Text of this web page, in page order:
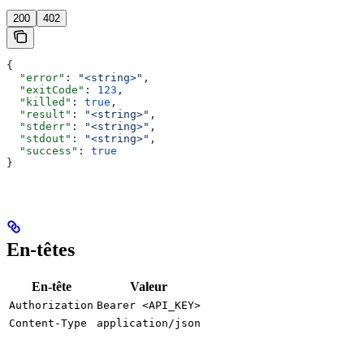
200 402
{
  "error"
: "<string>" ,
  "exitCode"
: 123 ,
  "killed"
: true ,
  "result"
: "<string>" ,
  "stderr"
: "<string>" ,
  "stdout"
: "<string>" ,
  "success"
: true
}
En-têtes
En-tête Valeur
Authorization Bearer <API_KEY>
Content-Type
application/json